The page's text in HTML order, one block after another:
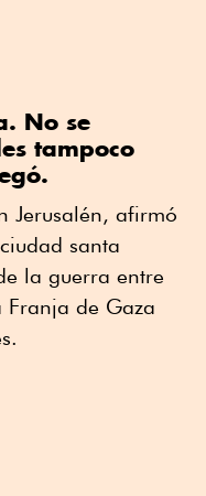
No se
tampoco
Jerusalén, afirmó
santa
la guerra entre
Franja de Gaza